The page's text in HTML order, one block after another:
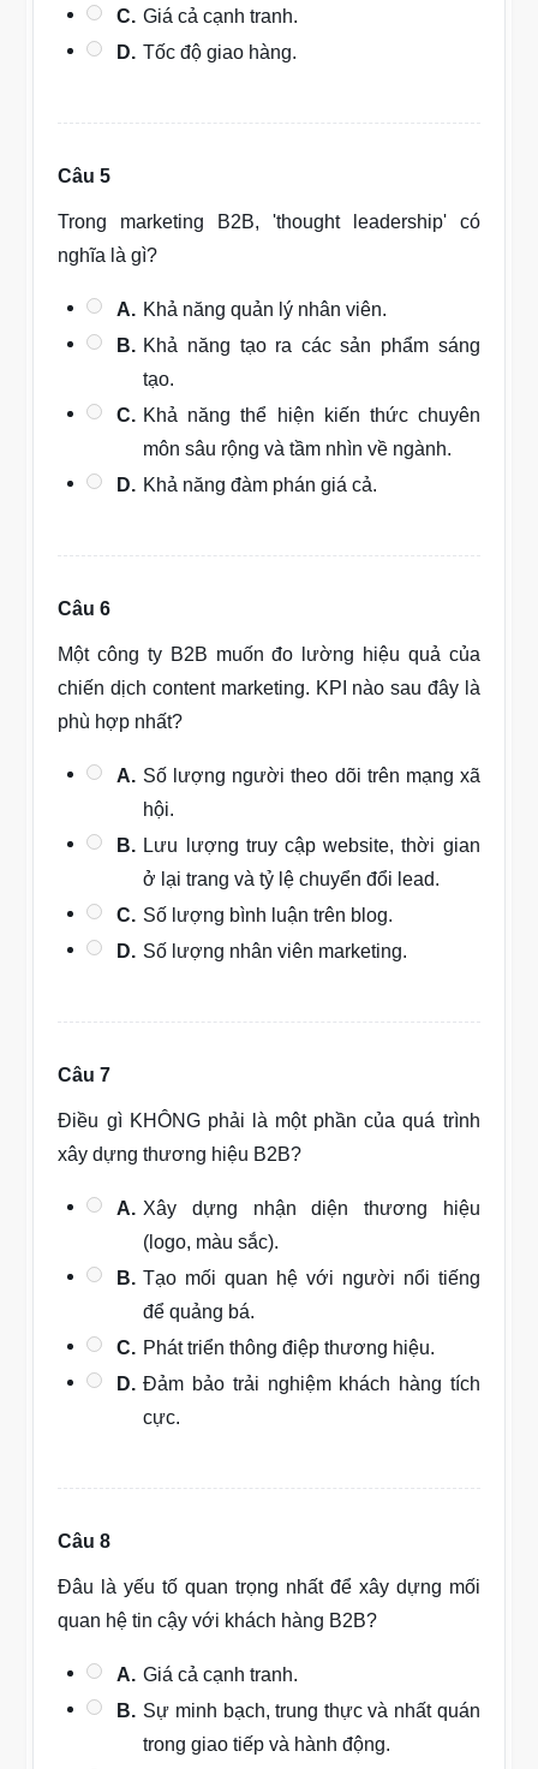
C. Giá cả cạnh tranh.
D. Tốc độ giao hàng.
Câu 5
Trong marketing B2B, 'thought leadership' có
nghĩa là gì?
A. Khả năng quản lý nhân viên.
B. Khả năng tạo ra các sản phẩm sáng
tạo.
C. Khả năng thể hiện kiến thức chuyên
môn sâu rộng và tầm nhìn về ngành.
D. Khả năng đàm phán giá cả.
Câu 6
Một công ty B2B muốn đo lường hiệu quả của
chiến dịch content marketing. KPI nào sau đây là
phù hợp nhất?
A. Số lượng người theo dõi trên mạng xã
hội.
B. Lưu lượng truy cập website, thời gian
ở lại trang và tỷ lệ chuyển đổi lead.
C. Số lượng bình luận trên blog.
D. Số lượng nhân viên marketing.
Câu 7
Điều gì KHÔNG phải là một phần của quá trình
xây dựng thương hiệu B2B?
A. Xây dựng nhận diện thương hiệu
(logo, màu sắc).
B. Tạo mối quan hệ với người nổi tiếng
để quảng bá.
C. Phát triển thông điệp thương hiệu.
D. Đảm bảo trải nghiệm khách hàng tích
cực.
Câu 8
Đâu là yếu tố quan trọng nhất để xây dựng mối
quan hệ tin cậy với khách hàng B2B?
A. Giá cả cạnh tranh.
B. Sự minh bạch, trung thực và nhất quán
trong giao tiếp và hành động.